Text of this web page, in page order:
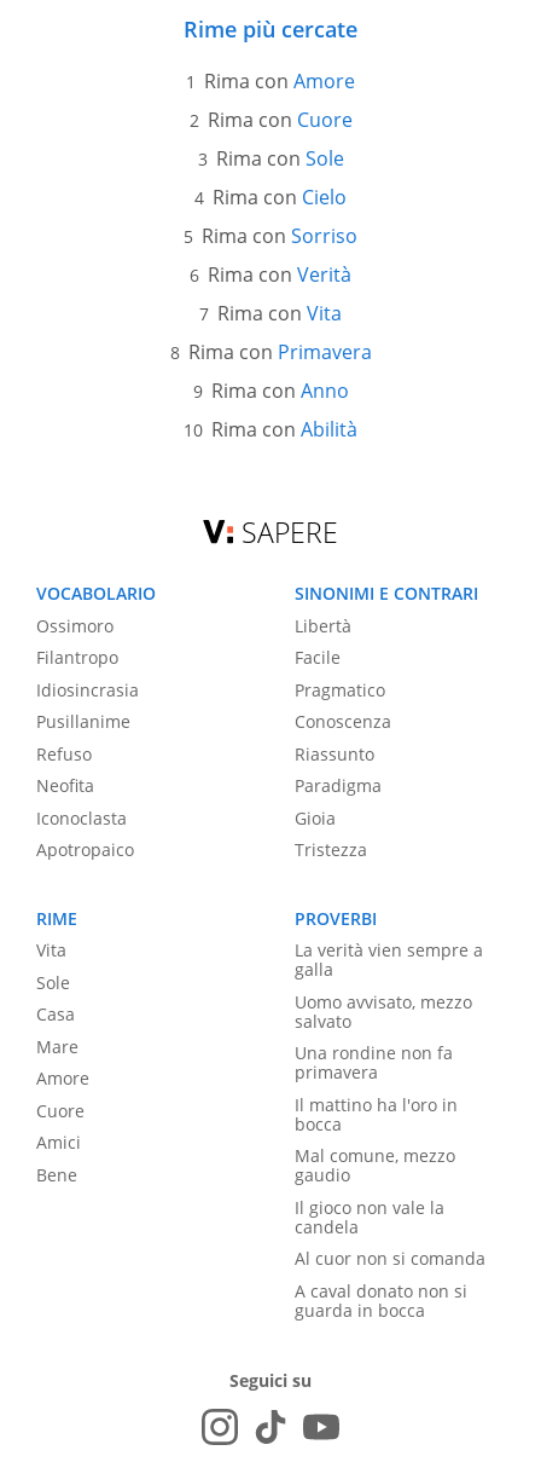
Rime più cercate
Rima con Amore
Rima con Cuore
Rima con Sole
Rima con Cielo
Rima con Sorriso
Rima con Verità
Rima con Vita
Rima con Primavera
Rima con Anno
Rima con Abilità
SAPERE
VOCABOLARIO
Ossimoro
Filantropo
Idiosincrasia
Pusillanime
Refuso
Neofita
Iconoclasta
Apotropaico
SINONIMI E CONTRARI
Libertà
Facile
Pragmatico
Conoscenza
Riassunto
Paradigma
Gioia
Tristezza
RIME
Vita
Sole
Casa
Mare
Amore
Cuore
Amici
Bene
PROVERBI
La verità vien sempre a
galla
Uomo avvisato, mezzo
salvato
Una rondine non fa
primavera
Il mattino ha l'oro in
bocca
Mal comune, mezzo
gaudio
Il gioco non vale la
candela
Al cuor non si comanda
A caval donato non si
guarda in bocca
Seguici su